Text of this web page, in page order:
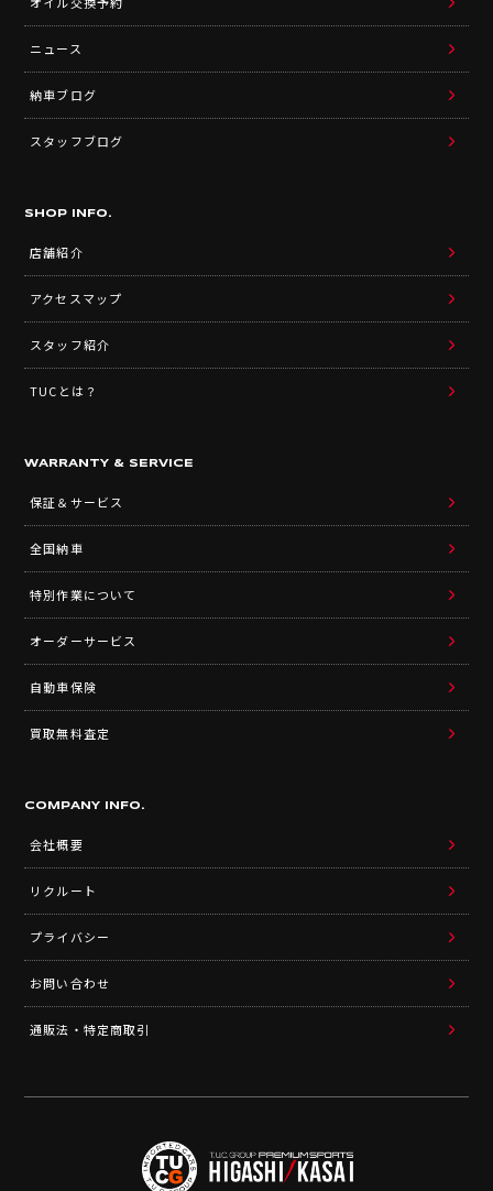
ニュース
納車ブログ
スタッフブログ
SHOP INFO.
店舗紹介
アクセスマップ
スタッフ紹介
TUCとは？
WARRANTY & SERVICE
保証＆サービス
全国納車
特別作業について
オーダーサービス
自動車保険
買取無料査定
COMPANY INFO.
会社概要
リクルート
プライバシー
お問い合わせ
通販法・特定商取引